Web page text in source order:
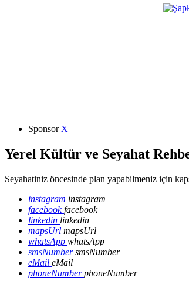
Sponsor X
Yerel Kültür ve Seyahat
Seyahatiniz öncesinde plan yapabilmeniz için
instagram instagram
facebookfacebook
linkedin linkedin
mapsUrl mapsUrl
whatsApp whatsApp
smsNumbersmsNumber
eMail eMail
phoneNumberphoneNumber